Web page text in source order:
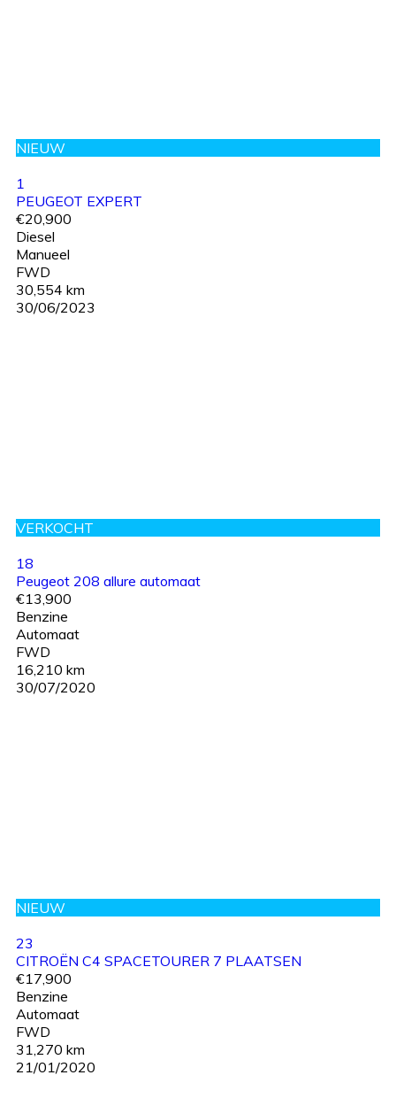
NIEUW
1
PEUGEOT EXPERT
€20,900
Diesel
Manueel
FWD
30,554 km
30/06/2023
VERKOCHT
18
Peugeot 208 allure automaat
€13,900
Benzine
Automaat
FWD
16,210 km
30/07/2020
NIEUW
23
CITROËN C4 SPACETOURER 7 PLAATSEN
€17,900
Benzine
Automaat
FWD
31,270 km
21/01/2020